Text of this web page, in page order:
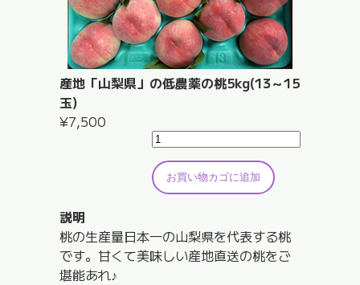
産地「山梨県」の低農薬の桃5kg(13～15
玉)
¥7,500
産
地
「山
梨
の
低
お買い物カゴに追加
説明
桃の生産量日本一の山梨県を代表する桃
です。甘くて美味しい産地直送の桃をご
堪能あれ♪